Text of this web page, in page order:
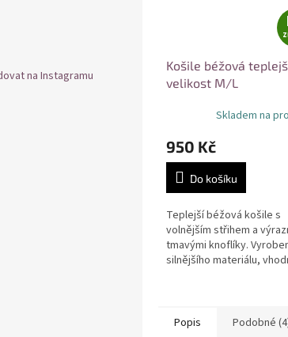
na Instagramu
Košile béžová
velikost M/L
Skladem na
950 Kč
Do košíku
Teplejší béžová košile s
volnějším střihem a
tmavými knoflíky.
silnějšího materiálu,
Popis Podobné